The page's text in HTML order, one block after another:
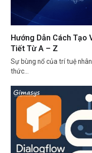
Hướng Dẫn Cách Tạo
Tiết Từ A – Z
Sự bùng nổ của trí tuệ
thức…